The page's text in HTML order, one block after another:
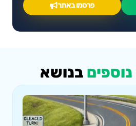
פרסמו באתר
בנושא